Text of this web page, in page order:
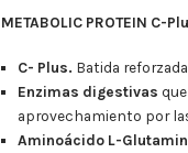
METABOLIC PROTEIN C-
C- Plus. Batida
Enzimas digestivas
aprovechamiento por
Aminoácido L-